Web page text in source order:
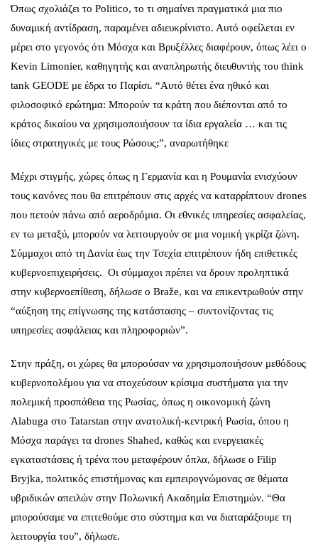
Όπως σχολιάζει το Politico, το τι σημαίνει πραγματικά μια πιο
δυναμική αντίδραση, παραμένει αδιευκρίνιστο. Αυτό οφείλεται εν
μέρει στο γεγονός ότι Μόσχα και Βρυξέλλες διαφέρουν, όπως λέει ο
Kevin Limonier, καθηγητής και αναπληρωτής διευθυντής του think
tank GEODE με έδρα το Παρίσι. “Αυτό θέτει ένα ηθικό και
φιλοσοφικό ερώτημα: Μπορούν τα κράτη που διέπονται από το
κράτος δικαίου να χρησιμοποιήσουν τα ίδια εργαλεία … και τις
ίδιες στρατηγικές με τους Ρώσους;”, αναρωτήθηκε
Μέχρι στιγμής, χώρες όπως η Γερμανία και η Ρουμανία ενισχύουν
τους κανόνες που θα επιτρέπουν στις αρχές να καταρρίπτουν drones
που πετούν πάνω από αεροδρόμια. Οι εθνικές υπηρεσίες ασφαλείας,
εν τω μεταξύ, μπορούν να λειτουργούν σε μια νομική γκρίζα ζώνη.
Σύμμαχοι από τη Δανία έως την Τσεχία επιτρέπουν ήδη επιθετικές
κυβερνοεπιχειρήσεις. Οι σύμμαχοι πρέπει να δρουν προληπτικά
στην κυβερνοεπίθεση, δήλωσε ο Braže, και να επικεντρωθούν στην
“αύξηση της επίγνωσης της κατάστασης – συντονίζοντας τις
υπηρεσίες ασφάλειας και πληροφοριών”.
Στην πράξη, οι χώρες θα μπορούσαν να χρησιμοποιήσουν μεθόδους
κυβερνοπολέμου για να στοχεύσουν κρίσιμα συστήματα για την
πολεμική προσπάθεια της Ρωσίας, όπως η οικονομική ζώνη
Alabuga στο Tatarstan στην ανατολική-κεντρική Ρωσία, όπου η
Μόσχα παράγει τα drones Shahed, καθώς και ενεργειακές
εγκαταστάσεις ή τρένα που μεταφέρουν όπλα, δήλωσε ο Filip
Bryjka, πολιτικός επιστήμονας και εμπειρογνώμονας σε θέματα
υβριδικών απειλών στην Πολωνική Ακαδημία Επιστημών. “Θα
μπορούσαμε να επιτεθούμε στο σύστημα και να διαταράξουμε τη
λειτουργία του”, δήλωσε.